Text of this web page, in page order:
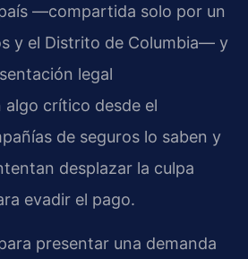
—compartida solo por un
y el Distrito de Columbia— y
legal
algo crítico desde el
de seguros lo saben y
desplazar la culpa
evadir el pago.
presentar una demanda